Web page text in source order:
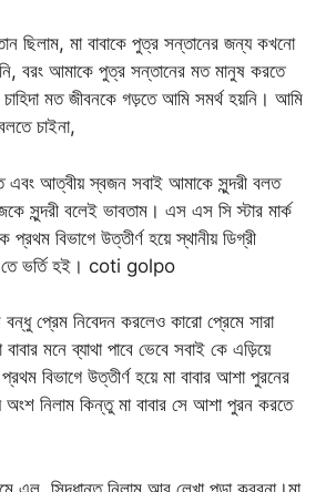
ছিলাম, মা বাবাকে পুত্র সন্তানের জন্য কখনো
বরং আমাকে পুত্র সন্তানের মত মানুষ করতে
চাহিদা মত জীবনকে গড়তে আমি সমর্থ হয়নি। আমি
চাইনা,
এবং আত্বীয় স্বজন সবাই আমাকে সুন্দরী বলত
সুন্দরী বলেই ভাবতাম। এস এস সি স্টার মার্ক
প্রথম বিভাগে উত্তীর্ণ হয়ে স্থানীয় ডিগ্রী
ভর্তি হই। coti golpo
প্রেম নিবেদন করলেও কারো প্রেমে সারা
বাবার মনে ব্যাথা পাবে ভেবে সবাই কে এড়িয়ে
বিভাগে উত্তীর্ণ হয়ে মা বাবার আশা পুরনের
অংশ নিলাম কিন্তু মা বাবার সে আশা পুরন করতে